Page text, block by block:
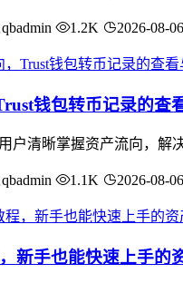
qbadmin 1.2K 2026-08-06
钱包转币记录的查
户清晰掌握资产流向，
qbadmin 1.1K 2026-08-06
新手也能快速上手的